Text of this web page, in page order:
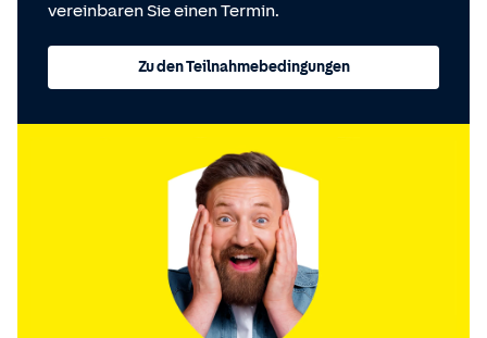
vereinbaren Sie einen Termin.
Zu den Teilnahmebedingungen